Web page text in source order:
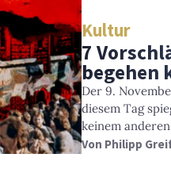
Kultur
7
begehen
Der 9.
diesem Tag
keinem
Von Philipp